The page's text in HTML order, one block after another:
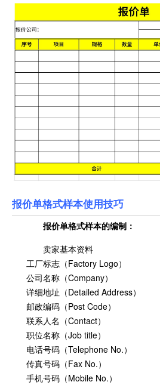
报价单格式样本使用技巧
报价单格式样本的编制：
卖家基本资料
工厂标志（Factory Logo）
公司名称（Company）
详细地址（Detailed Address）
邮政编码（Post Code）
联系人名（Contact）
职位名称（Job title）
电话号码（Telephone No.）
传真号码（Fax No.）
手机号码（Mobile No.）